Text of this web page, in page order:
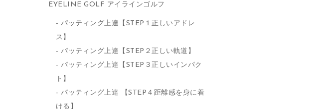
EYELINE GOLF アイラインゴルフ
パッティング上達【STEP１正しいアドレ
ス】
パッティング上達【STEP２正しい軌道】
パッティング上達【STEP３正しいインパク
ト】
パッティング上達 【STEP４距離感を身に着
ける】